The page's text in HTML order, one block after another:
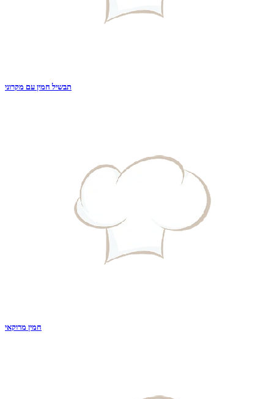
תבשיל חמין עם מקרוני
חמין מרוקאי